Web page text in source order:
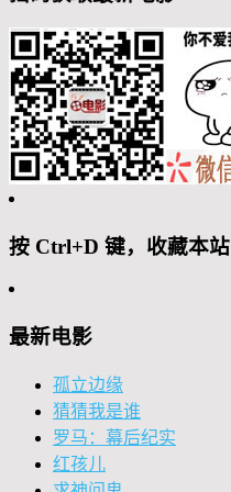
按 Ctrl+D 键，收藏本站
最新电影
孤立边缘
猜猜我是谁
罗马：幕后纪实
红孩儿